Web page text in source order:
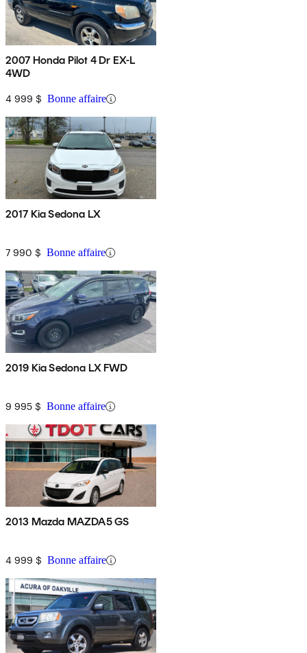
2007 Honda Pilot 4 Dr EX-L
4WD
4 999 $ Bonne affaire
2017 Kia Sedona LX
7 990 $ Bonne affaire
2019 Kia Sedona LX FWD
9 995 $ Bonne affaire
2013 Mazda MAZDA5 GS
4 999 $ Bonne affaire